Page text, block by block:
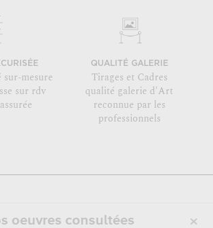
sur-mesure
sur rdv
QUALITÉ GALERIE
Tirages et Cadres
qualité galerie d'Art
reconnue par les
professionnels
oeuvres consultées